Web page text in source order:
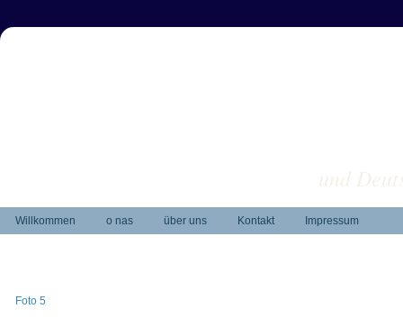
und
Willkommen o nas über uns Kontakt Impressum
Foto 5